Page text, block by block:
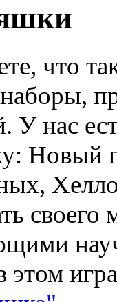
что
У нас
Новый
этом